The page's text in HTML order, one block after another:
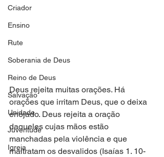
Criador
Ensino
Rute
Soberania de Deus
Reino de Deus
Salvação
Unidade
Juventude
Igreja
Deus rejeita muitas orações. Há
orações que irritam Deus, que o deixa
enojado. Deus rejeita a oração
daqueles cujas mãos estão
manchadas pela violência e que
maltratam os desvalidos (Isaías 1. 10-